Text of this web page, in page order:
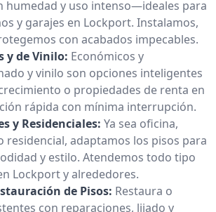
humedad y uso intenso—ideales para
y garajes en Lockport. Instalamos,
con acabados impecables.
y de Vinilo: Económicos y
y vinilo son opciones inteligentes
o propiedades de renta en
rápida con mínima interrupción.
y Residenciales: Ya sea oficina,
residencial, adaptamos los pisos para
y estilo. Atendemos todo tipo
Lockport y alrededores.
de Pisos: Restaura o
con reparaciones, lijado y